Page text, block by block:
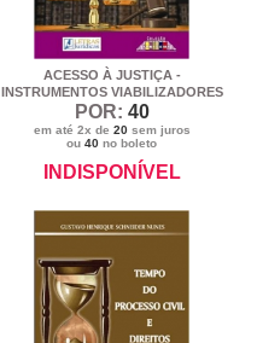
ACESSO À JUSTIÇA -
INSTRUMENTOS VIABILIZADORES
POR: 40
em até 2x de 20sem juros
ou40 no boleto
INDISPONÍVEL